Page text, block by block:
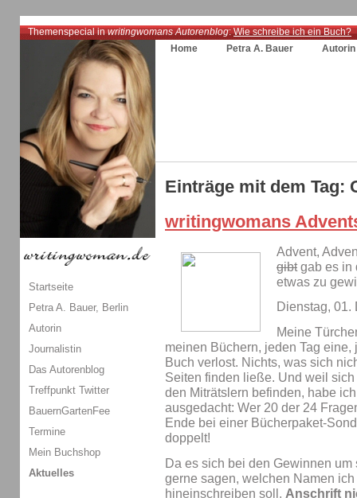
Themenspecial inwritingwomans Autorenblog:Wie schreibe ich ein Buch?
Home
Petra A. Bauer Autorin
Einträge mit dem Tag:
writingwomans
Advent,
gibtgab es in
etwas zu
Dienstag, 01.
Meine
meinen Büchern, jeden Tag
Buch verlost. Nichts, was sich
Seiten finden ließe. Und weil
den Miträtslern befinden, habe
ausgedacht: Wer 20 der 24
Ende bei einer Bücherpaket-
doppelt!
Da es sich bei den Gewinnen
gerne sagen, welchen Namen
hineinschreiben soll. Anschrift
Startseite
Petra A. Bauer, Berlin
Autorin
Journalistin
Das Autorenblog
Treffpunkt Twitter
BauernGartenFee
Termine
Mein Buchshop
Aktuelles